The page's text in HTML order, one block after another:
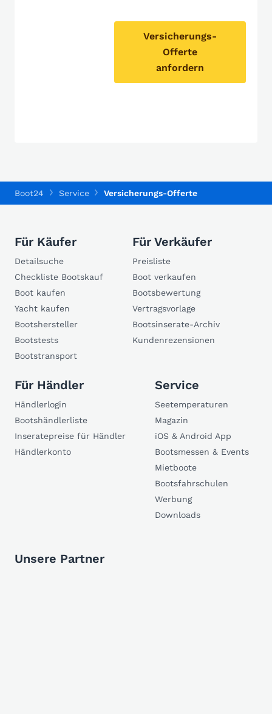
Versicherungs-
Offerte
anfordern
Boot24 Service Versicherungs-Offerte
Für Käufer
Detailsuche
Checkliste Bootskauf
Boot kaufen
Yacht kaufen
Bootshersteller
Bootstests
Bootstransport
Für Verkäufer
Preisliste
Boot verkaufen
Bootsbewertung
Vertragsvorlage
Bootsinserate-Archiv
Kundenrezensionen
Für Händler
Händlerlogin
Bootshändlerliste
Inseratepreise für Händler
Händlerkonto
Service
Seetemperaturen
Magazin
iOS & Android App
Bootsmessen & Events
Mietboote
Bootsfahrschulen
Werbung
Downloads
Unsere Partner